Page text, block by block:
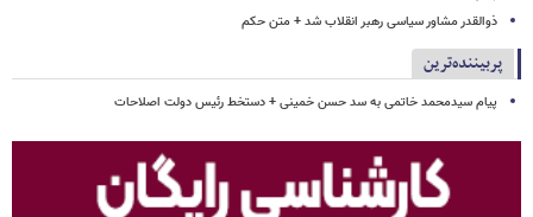
ذوالقدر مشاور سیاسی رهبر انقلاب شد + متن حکم
پربیننده‌ترین
پیام سیدمحمد خاتمی به سد حسن خمینی + دستخط رئیس دولت اصلاحات